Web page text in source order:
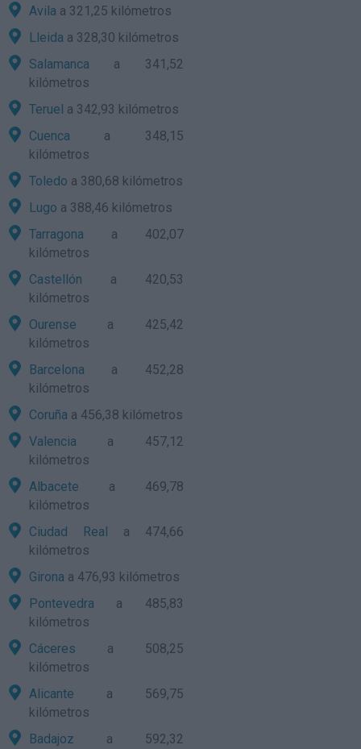
Avila a 321,25 kilómetros
Lleida a 328,30 kilómetros
Salamanca a 341,52
kilómetros
Teruel a 342,93 kilómetros
Cuenca a 348,15
kilómetros
Toledo a 380,68 kilómetros
Lugo a 388,46 kilómetros
Tarragona a 402,07
kilómetros
Castellón a 420,53
kilómetros
Ourense a 425,42
kilómetros
Barcelona a 452,28
kilómetros
Coruña a 456,38 kilómetros
Valencia a 457,12
kilómetros
Albacete a 469,78
kilómetros
Ciudad Real a 474,66
kilómetros
Girona a 476,93 kilómetros
Pontevedra a 485,83
kilómetros
Cáceres a 508,25
kilómetros
Alicante a 569,75
kilómetros
Badajoz a 592,32